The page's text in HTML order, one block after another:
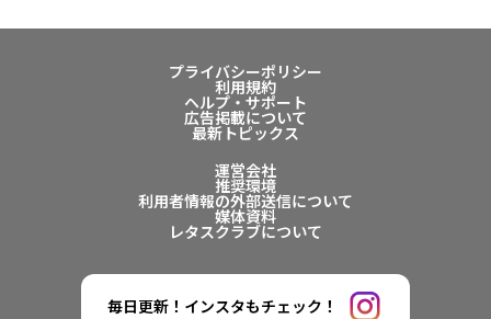
プライバシーポリシー
利用規約
ヘルプ・サポート
広告掲載について
最新トピックス
運営会社
推奨環境
利用者情報の外部送信について
媒体資料
レタスクラブについて
毎日更新！インスタもチェック！